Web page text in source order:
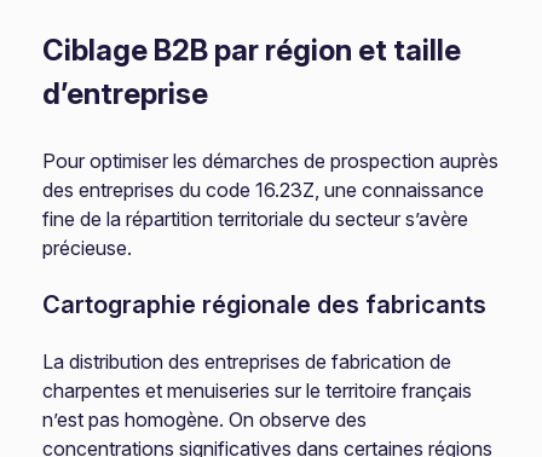
Ciblage B2B par région et taille
d’entreprise
Pour optimiser les démarches de prospection auprès
des entreprises du code 16.23Z, une connaissance
fine de la répartition territoriale du secteur s’avère
précieuse.
Cartographie régionale des fabricants
La distribution des entreprises de fabrication de
charpentes et menuiseries sur le territoire français
n’est pas homogène. On observe des
concentrations significatives dans certaines régions